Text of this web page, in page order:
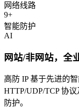
网络线路
9+
智能防护
AI
网站/非网站，全
高防 IP 基于先进的
HTTP/UDP/TCP 协
防护。